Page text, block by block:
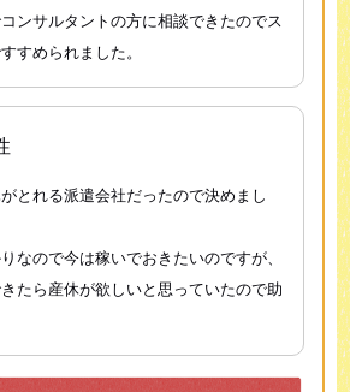
ンサルタントの方に相談できたのでス
すめられました。
とれる派遣会社だったので決めまし
なので今は稼いでおきたいのですが、
たら産休が欲しいと思っていたので助